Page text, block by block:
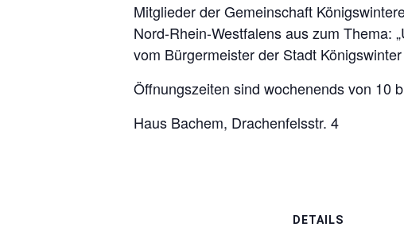
Mitglieder der Gemeinschaft
Nord-Rhein-Westfalens aus zum Thema:
vom Bürgermeister der Stadt
Öffnungszeiten sind wochenends von 10
Haus Bachem, Drachenfelsstr. 4
DETAILS